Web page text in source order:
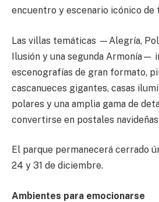
encuentro y escenario icónico de
Las villas temáticas —Alegría,
Ilusión y una segunda Armonía—
escenografías de gran formato,
cascanueces gigantes, casas
polares y una amplia gama de
convertirse en postales
El parque permanecerá cerrado
24 y 31 de diciembre.
Ambientes para emocionarse